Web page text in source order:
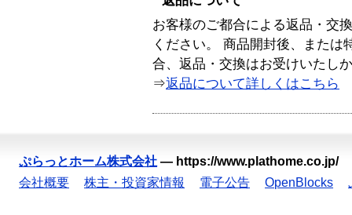
お客様のご都合による返品・交
ください。 商品開封後、または
合、返品・交換はお受けいたし
⇒返品について詳しくはこちら
ぷらっとホーム株式会社 — https://www.plathome.co.jp/
会社概要
株主・投資家情報 電子公告 OpenBlocks